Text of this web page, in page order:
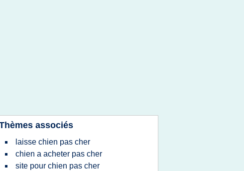
associés
laisse chien pas cher
chien a acheter pas cher
site pour chien pas cher